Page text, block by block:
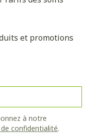
et promotions
à notre
confidentialité.